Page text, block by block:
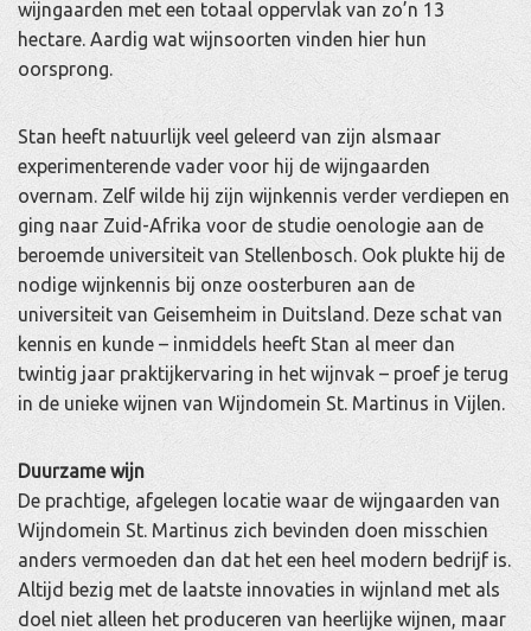
wijngaarden met een totaal oppervlak van zo’n 13
hectare. Aardig wat wijnsoorten vinden hier hun
oorsprong.
Stan heeft natuurlijk veel geleerd van zijn alsmaar
experimenterende vader voor hij de wijngaarden
overnam. Zelf wilde hij zijn wijnkennis verder verdiepen en
ging naar Zuid-Afrika voor de studie oenologie aan de
beroemde universiteit van Stellenbosch. Ook plukte hij de
nodige wijnkennis bij onze oosterburen aan de
universiteit van Geisemheim in Duitsland. Deze schat van
kennis en kunde – inmiddels heeft Stan al meer dan
twintig jaar praktijkervaring in het wijnvak – proef je terug
in de unieke wijnen van Wijndomein St. Martinus in Vijlen.
Duurzame wijn
De prachtige, afgelegen locatie waar de wijngaarden van
Wijndomein St. Martinus zich bevinden doen misschien
anders vermoeden dan dat het een heel modern bedrijf is.
Altijd bezig met de laatste innovaties in wijnland met als
doel niet alleen het produceren van heerlijke wijnen, maar